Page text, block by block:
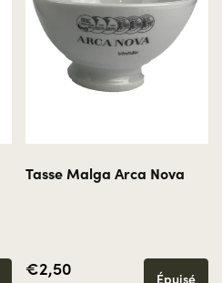
Tasse Malga Arca Nova
€2,50 Épuisé